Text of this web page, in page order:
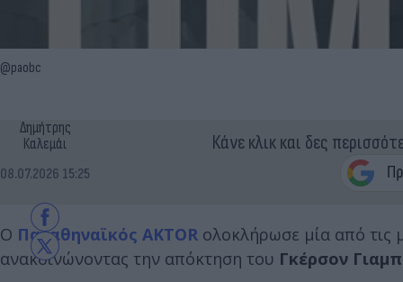
@paobc
Δημήτρης
Καλεμάι
08.07.2026 15:25
Κάνε κλικ και δες
Ο Παναθηναϊκός AKTOR ολοκλήρωσε μία από τις
ανακοινώνοντας την απόκτηση του Γκέρσον